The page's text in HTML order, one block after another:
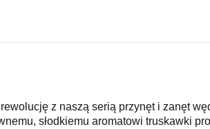
z naszą serią przynęt i zanęt
słodkiemu aromatowi truskawki